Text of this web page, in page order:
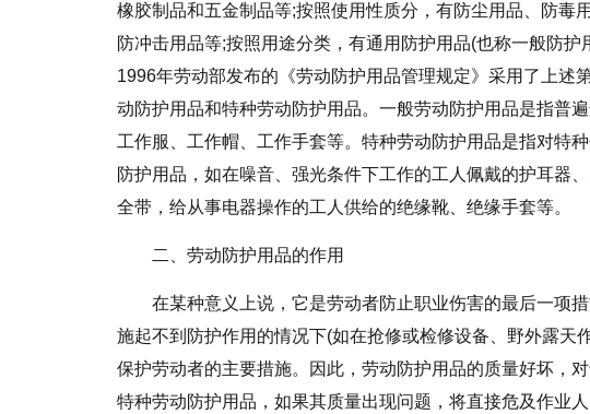
橡胶制品和五金制品等;按照使用性质分，有防尘用品、防毒
防冲击用品等;按照用途分类，有通用防护用品(也称一般防护
1996年劳动部发布的《劳动防护用品管理规定》采用了上述
动防护用品和特种劳动防护用品。一般劳动防护用品是指普
工作服、工作帽、工作手套等。特种劳动防护用品是指对特
防护用品，如在噪音、强光条件下工作的工人佩戴的护耳器
全带，给从事电器操作的工人供给的绝缘靴、绝缘手套等。
二、劳动防护用品的作用
在某种意义上说，它是劳动者防止职业伤害的最后一项
施起不到防护作用的情况下(如在抢修或检修设备、野外露天
保护劳动者的主要措施。因此，劳动防护用品的质量好坏，
特种劳动防护用品，如果其质量出现问题，将直接危及作业